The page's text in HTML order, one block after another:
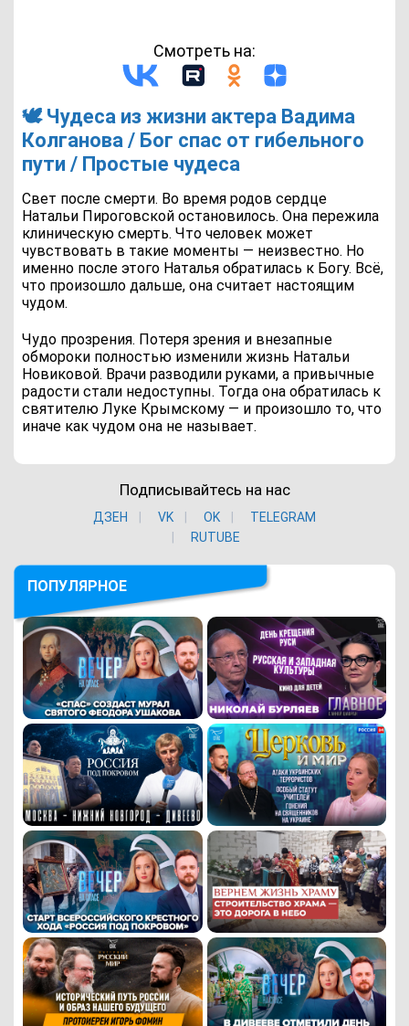
Смотреть на:
🕊 Чудеса из жизни актера Вадима
Колганова / Бог спас от гибельного
пути / Простые чудеса
Свет после смерти. Во время родов сердце
Натальи Пироговской остановилось. Она пережила
клиническую смерть. Что человек может
чувствовать в такие моменты — неизвестно. Но
именно после этого Наталья обратилась к Богу. Всё,
что произошло дальше, она считает настоящим
чудом.
Чудо прозрения. Потеря зрения и внезапные
обмороки полностью изменили жизнь Натальи
Новиковой. Врачи разводили руками, а привычные
радости стали недоступны. Тогда она обратилась к
святителю Луке Крымскому — и произошло то, что
иначе как чудом она не называет.
Подписывайтесь на нас
ДЗЕН VK ОK
TELEGRAM
RUTUBE
ПОПУЛЯРНОЕ